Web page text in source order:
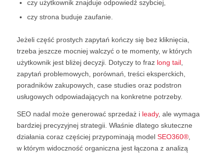
czy użytkownik znajduje odpowiedź szybciej,
czy strona buduje zaufanie.
Jeżeli część prostych zapytań kończy się bez kliknięcia,
trzeba jeszcze mocniej walczyć o te momenty, w których
użytkownik jest bliżej decyzji. Dotyczy to fraz long tail,
zapytań problemowych, porównań, treści eksperckich,
poradników zakupowych, case studies oraz podstron
usługowych odpowiadających na konkretne potrzeby.
SEO nadal może generować sprzedaż i leady, ale wymaga
bardziej precyzyjnej strategii. Właśnie dlatego skuteczne
działania coraz częściej przypominają model SEO360®,
w którym widoczność organiczna jest łączona z analizą